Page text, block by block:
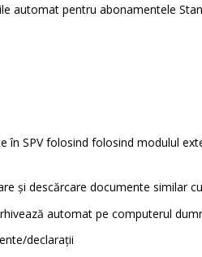
automat pentru abonamentele
în SPV folosind folosind modulul
și descărcare documente similar
automat pe computerul
declarații